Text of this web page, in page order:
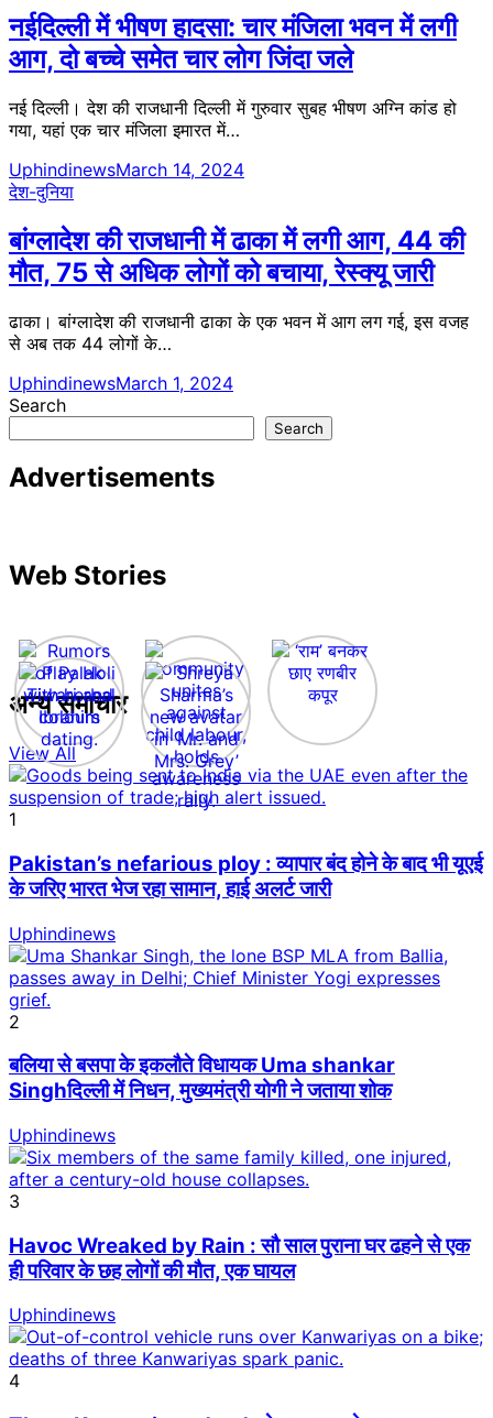
नईदिल्ली में भीषण हादसा: चार मंजिला भवन में लगी
आग, दो बच्चे समेत चार लोग जिंदा जले
नई दिल्ली। देश की राजधानी दिल्ली में गुरुवार सुबह भीषण अग्नि कांड हो
गया, यहां एक चार मंजिला इमारत में…
UphindinewsMarch 14, 2024
देश-दुनिया
बांग्लादेश की राजधानी में ढाका में लगी आग, 44 की
मौत, 75 से अधिक लोगों को बचाया, रेस्क्यू जारी
ढाका। बांग्लादेश की राजधानी ढाका के एक भवन में आग लग गई, इस वजह
से अब तक 44 लोगों के…
UphindinewsMarch 1, 2024
Search
Search
Advertisements
Web Stories
अन्य समाचार
View All
1
Pakistan’s nefarious ploy : व्यापार बंद होने के बाद भी यूएई
के जरिए भारत भेज रहा सामान, हाई अलर्ट जारी
Uphindinews
2
बलिया से बसपा के इकलौते विधायक Uma shankar
Singhदिल्ली में निधन, मुख्यमंत्री योगी ने जताया शोक
Uphindinews
3
Havoc Wreaked by Rain : सौ साल पुराना घर ढहने से एक
ही परिवार के छह लोगों की मौत, एक घायल
Uphindinews
4